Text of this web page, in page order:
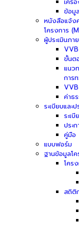
ข้อมู
หนังสือแจ้ง
โครงการ
ผู้ประเมินภ
VVB
ขั้นต
แนว
การ
VVB
ค่าธ
ระเบียบและป
ระเบี
ประ
คู่มือ
แบบฟอร์ม
ฐานข้อมูลโค
โคร
สถิติ